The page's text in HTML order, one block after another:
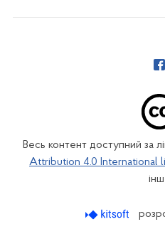
Весь контент доступний за
Attribution 4.0 International